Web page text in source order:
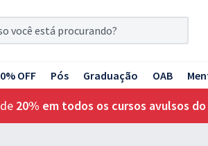
OFF Pós Graduação OAB
20% em todos os cursos avulsos do